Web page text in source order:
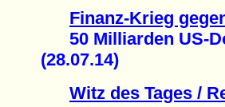
Finanz-Krieg
50 Milliarden US-
(28.07.14)
Witz des Tages /